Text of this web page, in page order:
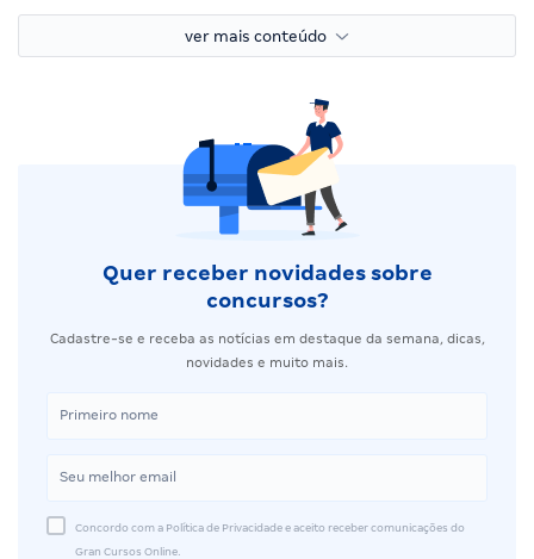
ver mais conteúdo
Quer receber novidades sobre
concursos?
Cadastre-se e receba as notícias em destaque da semana, dicas,
novidades e muito mais.
Concordo com a Política de Privacidade e aceito receber comunicações do
Gran Cursos Online.